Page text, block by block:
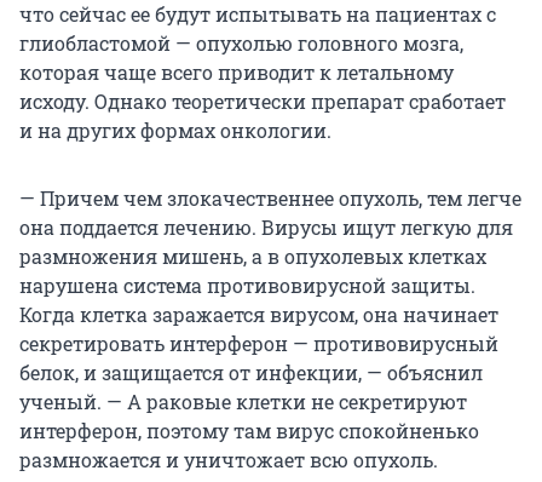
что сейчас ее будут испытывать на пациентах с
глиобластомой — опухолью головного мозга,
которая чаще всего приводит к летальному
исходу. Однако теоретически препарат сработает
и на других формах онкологии.
— Причем чем злокачественнее опухоль, тем легче
она поддается лечению. Вирусы ищут легкую для
размножения мишень, а в опухолевых клетках
нарушена система противовирусной защиты.
Когда клетка заражается вирусом, она начинает
секретировать интерферон — противовирусный
белок, и защищается от инфекции, — объяснил
ученый. — А раковые клетки не секретируют
интерферон, поэтому там вирус спокойненько
размножается и уничтожает всю опухоль.